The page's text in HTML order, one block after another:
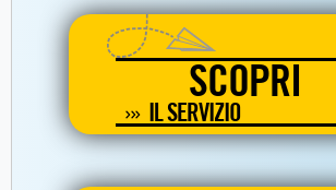
SCOPRI
IL SERVIZIO